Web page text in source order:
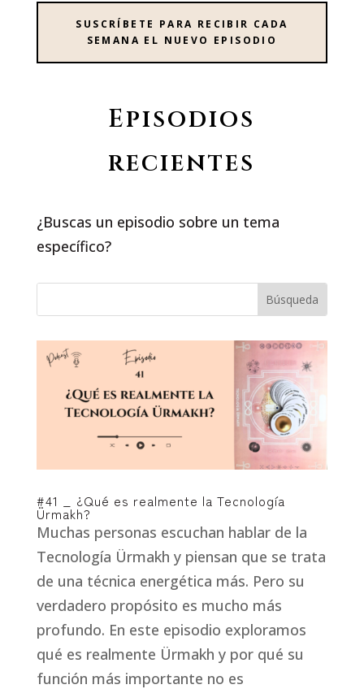
SUSCRÍBETE PARA RECIBIR CADA
SEMANA EL NUEVO EPISODIO
Episodios
recientes
¿Buscas un episodio sobre un tema
específico?
#41 _ ¿Qué es realmente la Tecnología
Ürmakh?
Muchas personas escuchan hablar de la
Tecnología Ürmakh y piensan que se trata
de una técnica energética más. Pero su
verdadero propósito es mucho más
profundo. En este episodio exploramos
qué es realmente Ürmakh y por qué su
función más importante no es